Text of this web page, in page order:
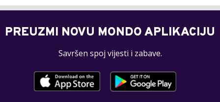
PREUZMI NOVU MONDO APLIKACIJU
Savršen spoj vijesti i zabave.